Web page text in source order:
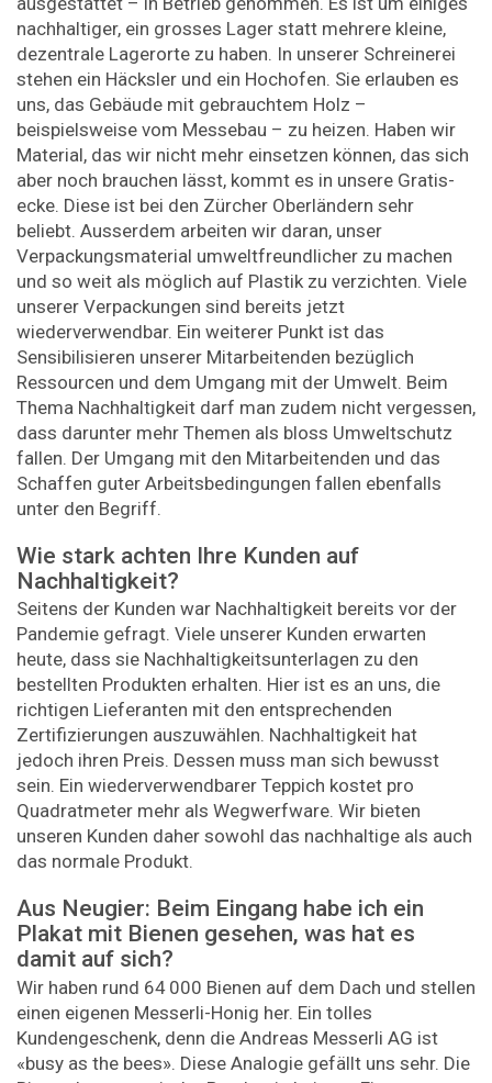
nachhaltiger, ein grosses Lager statt mehrere kleine,
dezentrale Lagerorte zu haben. In unserer Schreinerei
stehen ein Häcksler und ein Hochofen. Sie erlauben es
uns, das Gebäude mit gebrauchtem Holz –
beispielsweise vom Messebau – zu heizen. Haben wir
Material, das wir nicht mehr einsetzen können, das sich
aber noch brauchen lässt, kommt es in unsere Gratis­
ecke. Diese ist bei den Zürcher Oberländern sehr
beliebt. Ausserdem arbeiten wir daran, unser
Verpackungsmaterial umweltfreundlicher zu machen
und so weit als möglich auf Plastik zu verzichten. Viele
unserer Ver­packungen sind bereits jetzt
wiederverwendbar. Ein weiterer Punkt ist das
Sensibilisieren unserer Mitarbeitenden bezüglich
Ressourcen und dem Umgang mit der Umwelt. Beim
Thema Nachhaltigkeit darf man zudem nicht vergessen,
dass darunter mehr Themen als bloss Umweltschutz
fallen. Der Umgang mit den Mitarbeitenden und das
Schaffen guter Arbeitsbedingungen fallen ebenfalls
unter den Begriff.
Wie stark achten Ihre Kunden auf
Nachhaltigkeit?
Seitens der Kunden war Nachhaltigkeit bereits vor der
Pandemie gefragt. Viele unserer Kunden erwarten
heute, dass sie Nachhaltigkeitsunterlagen zu den
bestellten Produkten erhalten. Hier ist es an uns, die
richtigen Lieferanten mit den entsprechenden
Zertifizierungen auszuwählen. Nachhaltigkeit hat
jedoch ihren Preis. Dessen muss man sich bewusst
sein. Ein wiederverwendbarer Teppich kostet pro
Quadratmeter mehr als Wegwerfware. Wir bieten
unseren Kunden daher sowohl das nachhaltige als auch
das normale Produkt.
Aus Neugier: Beim Eingang habe ich ein
Plakat mit Bienen gesehen, was hat es
damit auf sich?
Wir haben rund 64 000 Bienen auf dem Dach und stellen
einen eigenen Messerli-Honig her. Ein tolles
Kundengeschenk, denn die Andreas Messerli AG ist
«busy as the bees». Diese Analogie gefällt uns sehr. Die